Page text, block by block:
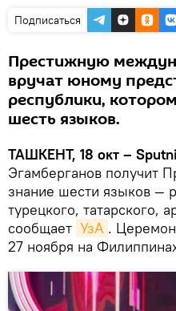
Подписаться
Престижную
вручат юному
республики,
шесть языков.
ТАШКЕНТ, 18 окт –
Эгамберганов получит
знание шести языков —
турецкого, татарского,
сообщает УзА .
27 ноября на